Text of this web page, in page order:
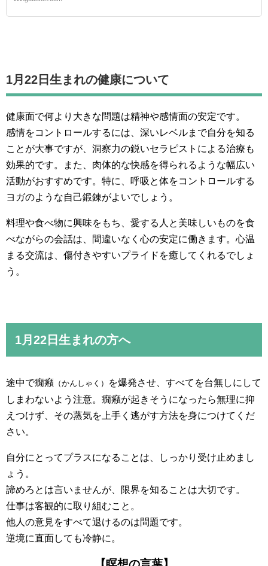
1月22日生まれの健康について
健康面で何より大きな問題は精神や感情面の安定です。
感情をコントロールするには、深いレベルまで自分を知る
ことが大事ですが、洞察力の鋭いセラピストによる治療も
効果的です。また、肉体的な快感を得られるような幅広い
活動がおすすめです。特に、呼吸と体をコントロールする
ヨガのような自己鍛錬がよいでしょう。
料理や食べ物に興味をもち、愛する人と美味しいものを食
べながらの会話は、間違いなく心の安定に働きます。心温
まる交流は、傷付きやすいプライドを癒してくれるでしょ
う。
1月22日生まれの方へ
途中で癇癪 （かんしゃく）
を爆発させ、すべてを台無しにして
しまわないよう注意。癇癪が起きそうになったら無理に抑
えつけず、その蒸気を上手く逃がす方法を身につけてくだ
さい。
自分にとってプラスになることは、しっかり受け止めまし
ょう。
諦めろとは言いませんが、限界を知ることは大切です。
仕事は客観的に取り組むこと。
他人の意見をすべて退けるのは問題です。
逆境に直面しても冷静に。